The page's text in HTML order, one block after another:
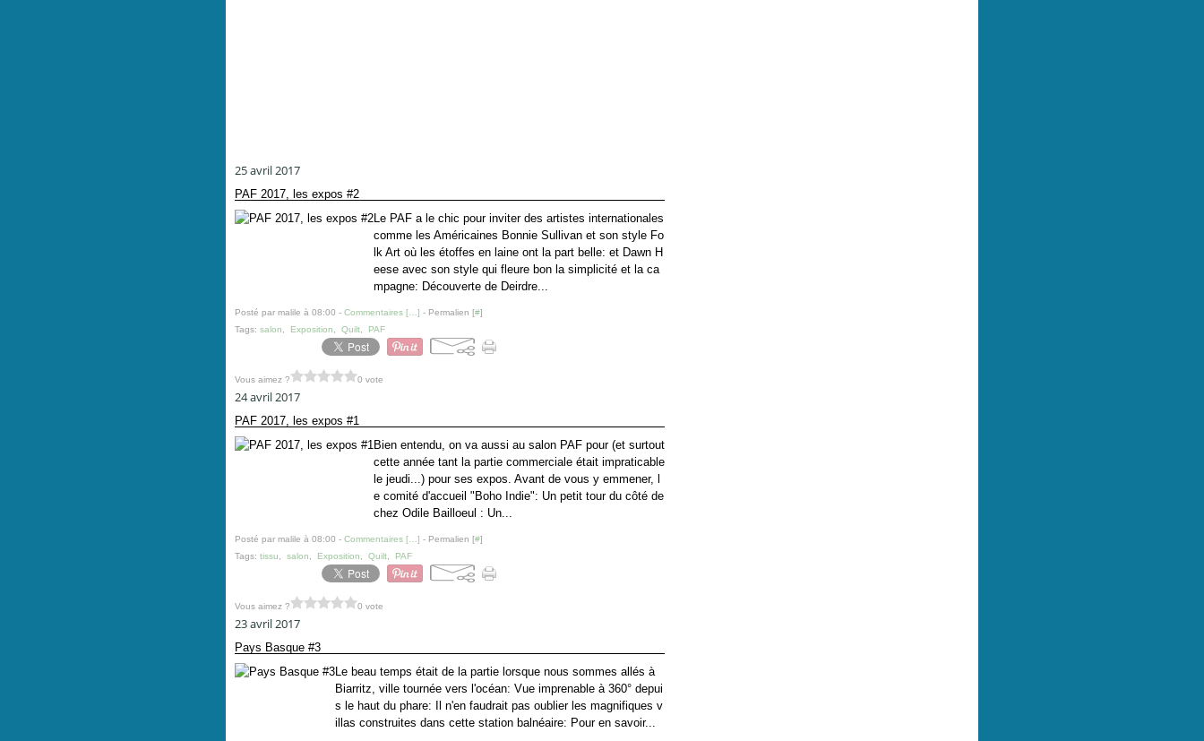
25 avril 2017
PAF 2017, les expos #2
Le PAF a le chic pour inviter des artistes internationales
comme les Américaines Bonnie Sullivan et son style Fo
lk Art où les étoffes en laine ont la part belle: et Dawn H
eese avec son style qui fleure bon la simplicité et la ca
mpagne: Découverte de Deirdre...
Posté par malile à 08:00 - Commentaires [ ] - Permalien [#]
Tags: salon Exposition Quilt PAF
Vous aimez ? 0 vote
24 avril 2017
PAF 2017, les expos #1
Bien entendu, on va aussi au salon PAF pour (et surtout
cette année tant la partie commerciale était impraticable
le jeudi...) pour ses expos. Avant de vous y emmener, l
e comité d'accueil "Boho Indie": Un petit tour du côté de
chez Odile Bailloeul : Un...
Posté par malile à 08:00 - Commentaires [ ] - Permalien [#]
Tags: tissu salon Exposition Quilt PAF
Vous aimez ? 0 vote
23 avril 2017
Pays Basque #3
Le beau temps était de la partie lorsque nous sommes allés à
Biarritz, ville tournée vers l'océan: Vue imprenable à 360° depui
s le haut du phare: Il n'en faudrait pas oublier les magnifiques v
illas construites dans cette station balnéaire: Pour en savoir...